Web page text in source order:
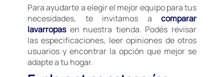
Para ayudarte a elegir el mejor equipo para tus
necesidades, te invitamos a comparar
lavarropasen nuestra tienda. Podés revisar
las especificaciones, leer opiniones de otros
usuarios y encontrar la opción que mejor se
adapte a tu hogar.